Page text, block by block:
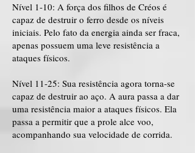
Nível 1-10: A força dos filhos de Créos é
capaz de destruir o ferro desde os níveis
iniciais. Pelo fato da energia ainda ser fraca,
apenas possuem uma leve resistência a
ataques físicos.
Nível 11-25: Sua resistência agora torna-se
capaz de destruir ao aço. A aura passa a dar
uma resistência maior a ataques físicos. Ela
passa a permitir que a prole alce voo,
acompanhando sua velocidade de corrida.